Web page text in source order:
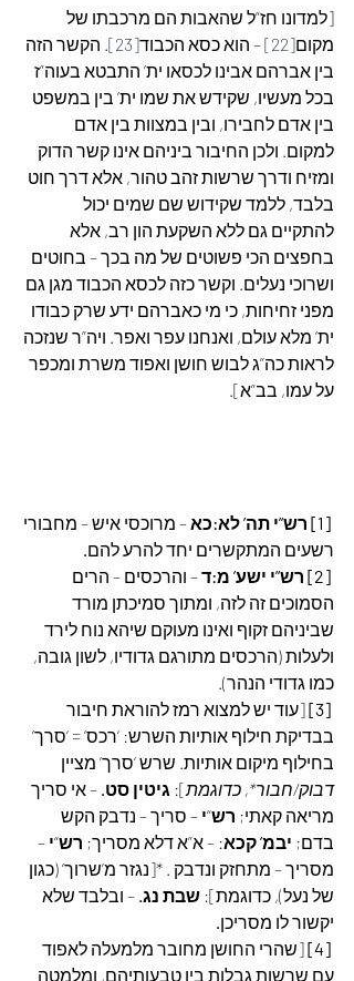
[למדונו חז”ל שהאבות הם מרכבתו של
מקום[22] – הוא כסא הכבוד[23]
. הקשר הזה
בין אברהם אבינו לכסאו ית’ התבטא בעוה”ז
בכל מעשיו, שקידש את שמו ית’ בין במשפט
בין אדם לחבירו, ובין במצוות בין אדם
למקום. ולכן החיבור ביניהם אינו קשר הדוק
ומזיח ודרך שרשות זהב טהור, אלא דרך חוט
בלבד, ללמד שקידוש שם שמים יכול
להתקיים גם ללא השקעת הון רב, אלא
בחפצים הכי פשוטים של מה בכך – בחוטים
ושרוכי נעלים. וקשר כזה לכסא הכבוד מגן גם
מפני זחיחות, כי מי כאברהם ידע שרק כבודו
ית’ מלא עולם, ואנחנו עפר ואפר. ויה”ר שנזכה
לראות כה”ג לבוש חושן ואפוד משרת ומכפר
על עמו, בב”א].
[1] רש”י תה’ לא:כא
– מרוכסי איש – מחבורי
רשעים המתקשרים יחד להרע להם.
[2] רש”י ישע’ מ:ד
– והרכסים – הרים
הסמוכים זה לזה, ומתוך סמיכתן מורד
שביניהם זקוף ואינו מעוקם שיהא נוח לירד
ולעלות (הרכסים מתורגם גדודיו, לשון גובה,
כמו גדודי הנהר).
[3]
[עוד יש למצוא רמז להוראת חיבור
בבדיקת חילוף אותיות השרש: ‘רכס’ = ‘סרך’
בחילוף מיקום אותיות. שרש ‘סרך’ מציין
דבוק/חבור*, כדוגמת]: גיטין סט. – אי סריך
מריאה קאתי; רש“י – סריך – נדבק הקש
בדם; יבמ’ קכא: – א”א דלא מסריך; רש“י –
מסריך – מתחזק ונדבק . *[נגזר מ’שרוך’ (כגון
של נעל), כדוגמת]: שבת נג. – ובלבד שלא
יקשור לו מסריכן.
[4]
[שהרי החושן מחובר מלמעלה לאפוד
עם שרשות גבלות בין טבעותיהם, ומלמטה